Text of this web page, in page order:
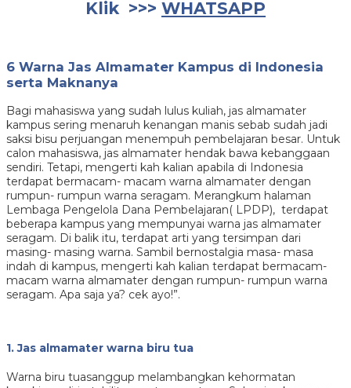
Klik >>> WHATSAPP
6 Warna Jas Almamater Kampus di Indonesia
serta Maknanya
Bagi mahasiswa yang sudah lulus kuliah, jas almamater
kampus sering menaruh kenangan manis sebab sudah jadi
saksi bisu perjuangan menempuh pembelajaran besar. Untuk
calon mahasiswa, jas almamater hendak bawa kebanggaan
sendiri. Tetapi, mengerti kah kalian apabila di Indonesia
terdapat bermacam- macam warna almamater dengan
rumpun- rumpun warna seragam. Merangkum halaman
Lembaga Pengelola Dana Pembelajaran( LPDP), terdapat
beberapa kampus yang mempunyai warna jas almamater
seragam. Di balik itu, terdapat arti yang tersimpan dari
masing- masing warna. Sambil bernostalgia masa- masa
indah di kampus, mengerti kah kalian terdapat bermacam-
macam warna almamater dengan rumpun- rumpun warna
seragam. Apa saja ya? cek ayo!”.
1. Jas almamater warna biru tua
Warna biru tuasanggup melambangkan kehormatan